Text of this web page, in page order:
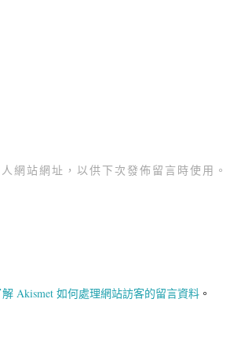
網站網址，以供下次發佈留言時使用。
Akismet 如何處理網站訪客的留言資料 。